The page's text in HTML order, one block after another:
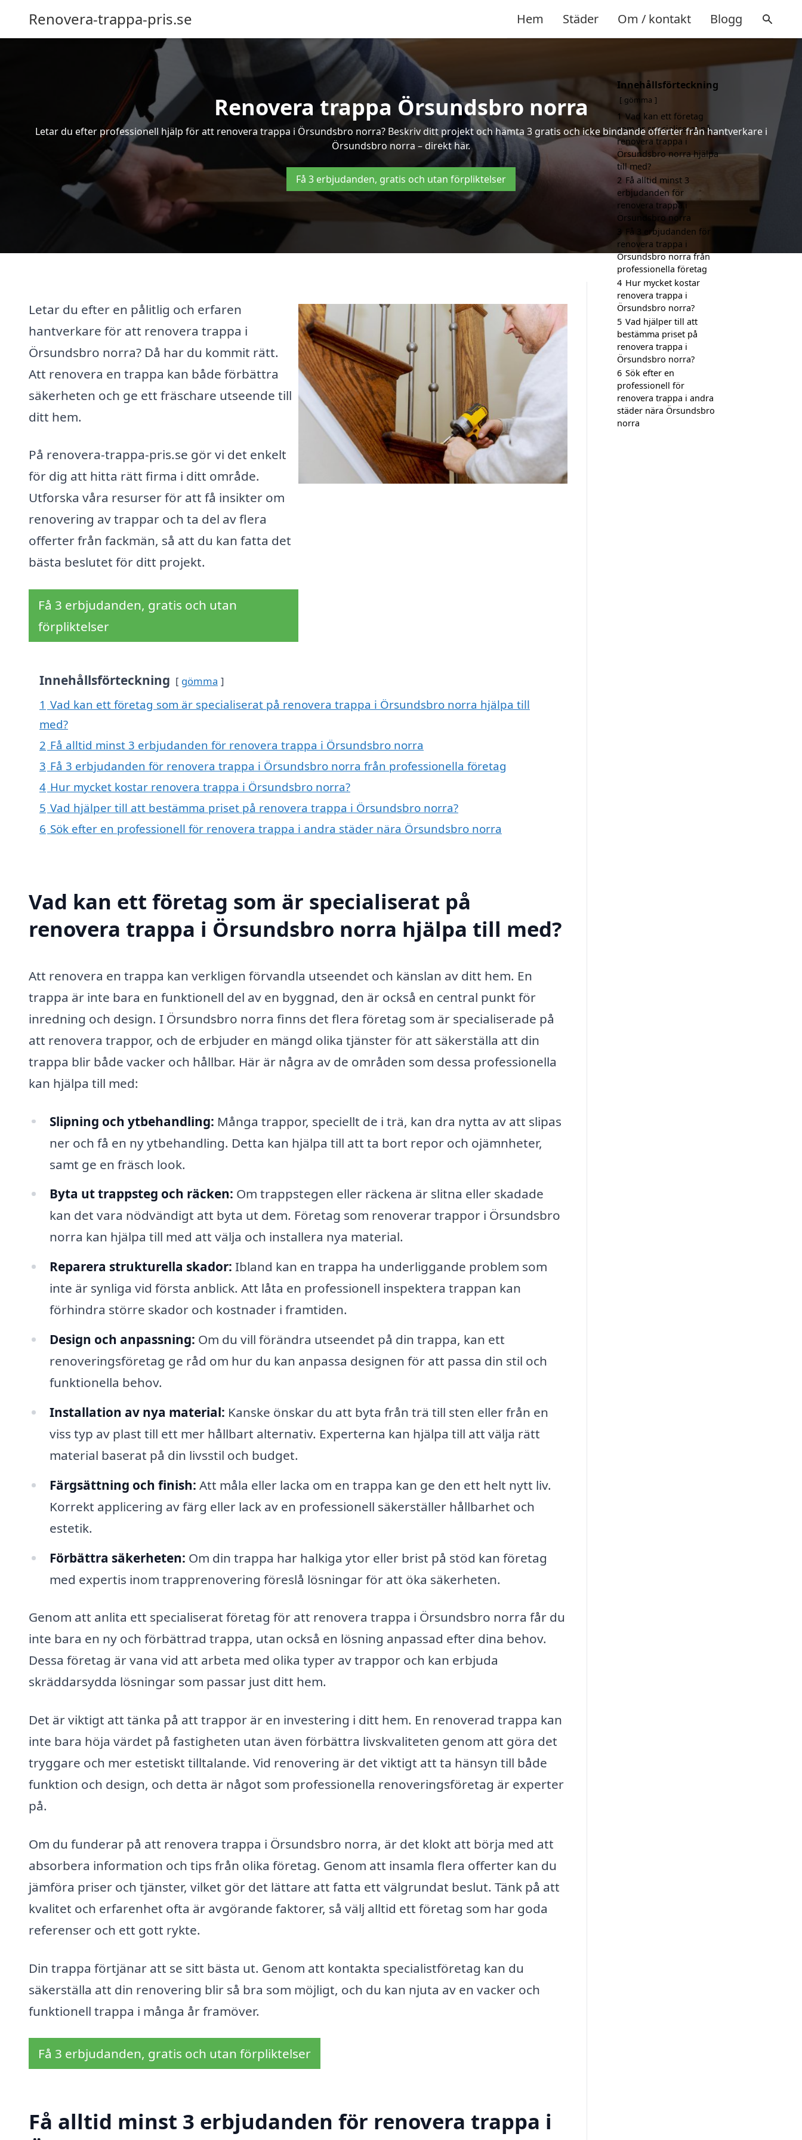
Renovera-trappa-pris.se Hem Städer Om / kontakt Blogg
Renovera trappa Örsundsbro norra
Letar du efter professionell hjälp för att renovera trappa i Örsundsbro norra? Beskriv ditt projekt och hämta 3 gratis och icke bindande offerter från hantverkare i
Örsundsbro norra – direkt här.
Få 3 erbjudanden, gratis och utan förpliktelser
Letar du efter en pålitlig och erfaren
hantverkare för att renovera trappa i
Örsundsbro norra? Då har du kommit rätt.
Att renovera en trappa kan både förbättra
säkerheten och ge ett fräschare utseende till
ditt hem.
På renovera-trappa-pris.se gör vi det enkelt
för dig att hitta rätt firma i ditt område.
Utforska våra resurser för att få insikter om
renovering av trappar och ta del av flera
offerter från fackmän, så att du kan fatta det
bästa beslutet för ditt projekt.
Få 3 erbjudanden, gratis och utan
förpliktelser
Innehållsförteckning gömma
1 Vad kan ett företag som är specialiserat på renovera trappa i Örsundsbro norra hjälpa till
med?
2 Få alltid minst 3 erbjudanden för renovera trappa i Örsundsbro norra
3 Få 3 erbjudanden för renovera trappa i Örsundsbro norra från professionella företag
4 Hur mycket kostar renovera trappa i Örsundsbro norra?
5 Vad hjälper till att bestämma priset på renovera trappa i Örsundsbro norra?
6 Sök efter en professionell för renovera trappa i andra städer nära Örsundsbro norra
Vad kan ett företag som är specialiserat på
renovera trappa i Örsundsbro norra hjälpa till med?
Att renovera en trappa kan verkligen förvandla utseendet och känslan av ditt hem. En
trappa är inte bara en funktionell del av en byggnad, den är också en central punkt för
inredning och design. I Örsundsbro norra finns det flera företag som är specialiserade på
att renovera trappor, och de erbjuder en mängd olika tjänster för att säkerställa att din
trappa blir både vacker och hållbar. Här är några av de områden som dessa professionella
kan hjälpa till med:
Slipning och ytbehandling: Många trappor, speciellt de i trä, kan dra nytta av att slipas
ner och få en ny ytbehandling. Detta kan hjälpa till att ta bort repor och ojämnheter,
samt ge en fräsch look.
Byta ut trappsteg och räcken: Om trappstegen eller räckena är slitna eller skadade
kan det vara nödvändigt att byta ut dem. Företag som renoverar trappor i Örsundsbro
norra kan hjälpa till med att välja och installera nya material.
Reparera strukturella skador: Ibland kan en trappa ha underliggande problem som
inte är synliga vid första anblick. Att låta en professionell inspektera trappan kan
förhindra större skador och kostnader i framtiden.
Design och anpassning: Om du vill förändra utseendet på din trappa, kan ett
renoveringsföretag ge råd om hur du kan anpassa designen för att passa din stil och
funktionella behov.
Installation av nya material: Kanske önskar du att byta från trä till sten eller från en
viss typ av plast till ett mer hållbart alternativ. Experterna kan hjälpa till att välja rätt
material baserat på din livsstil och budget.
Färgsättning och finish: Att måla eller lacka om en trappa kan ge den ett helt nytt liv.
Korrekt applicering av färg eller lack av en professionell säkerställer hållbarhet och
estetik.
Förbättra säkerheten: Om din trappa har halkiga ytor eller brist på stöd kan företag
med expertis inom trapprenovering föreslå lösningar för att öka säkerheten.
Genom att anlita ett specialiserat företag för att renovera trappa i Örsundsbro norra får du
inte bara en ny och förbättrad trappa, utan också en lösning anpassad efter dina behov.
Dessa företag är vana vid att arbeta med olika typer av trappor och kan erbjuda
skräddarsydda lösningar som passar just ditt hem.
Det är viktigt att tänka på att trappor är en investering i ditt hem. En renoverad trappa kan
inte bara höja värdet på fastigheten utan även förbättra livskvaliteten genom att göra det
tryggare och mer estetiskt tilltalande. Vid renovering är det viktigt att ta hänsyn till både
funktion och design, och detta är något som professionella renoveringsföretag är experter
på.
Om du funderar på att renovera trappa i Örsundsbro norra, är det klokt att börja med att
absorbera information och tips från olika företag. Genom att insamla flera offerter kan du
jämföra priser och tjänster, vilket gör det lättare att fatta ett välgrundat beslut. Tänk på att
kvalitet och erfarenhet ofta är avgörande faktorer, så välj alltid ett företag som har goda
referenser och ett gott rykte.
Din trappa förtjänar att se sitt bästa ut. Genom att kontakta specialistföretag kan du
säkerställa att din renovering blir så bra som möjligt, och du kan njuta av en vacker och
funktionell trappa i många år framöver.
Få 3 erbjudanden, gratis och utan förpliktelser
Få alltid minst 3 erbjudanden för renovera trappa i
Innehållsförteckning
gömma
1 Vad kan ett företag
som är specialiserat på
renovera trappa i
Örsundsbro norra hjälpa
till med?
2 Få alltid minst 3
erbjudanden för
renovera trappa i
Örsundsbro norra
Få 3 erbjudanden för
renovera trappa i
Örsundsbro norra från
professionella företag
4 Hur mycket kostar
renovera trappa i
Örsundsbro norra?
5 Vad hjälper till att
bestämma priset på
renovera trappa i
Örsundsbro norra?
6 Sök efter en
professionell för
renovera trappa i andra
städer nära Örsundsbro
norra